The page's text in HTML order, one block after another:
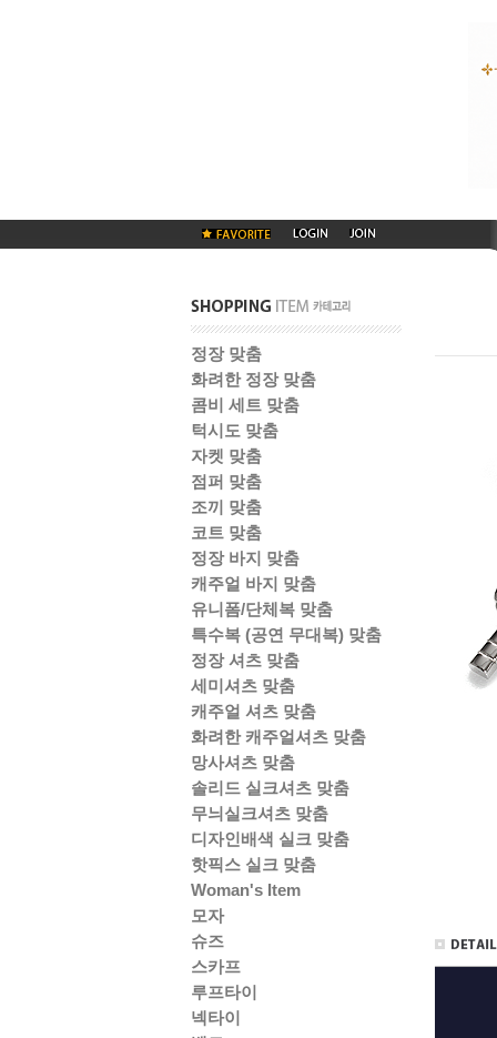
정장 맞춤
화려한 정장 맞춤
콤비 세트 맞춤
턱시도 맞춤
자켓 맞춤
점퍼 맞춤
조끼 맞춤
코트 맞춤
정장 바지 맞춤
캐주얼 바지 맞춤
유니폼/단체복 맞춤
특수복 (공연 무대복) 맞춤
정장 셔츠 맞춤
세미셔츠 맞춤
캐주얼 셔츠 맞춤
화려한 캐주얼셔츠 맞춤
망사셔츠 맞춤
솔리드 실크셔츠 맞춤
무늬실크셔츠 맞춤
디자인배색 실크 맞춤
핫픽스 실크 맞춤
Woman's Item
모자
슈즈
스카프
루프타이
넥타이